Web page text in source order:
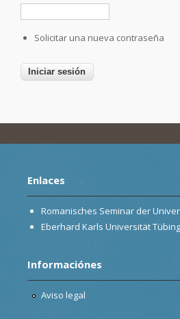
Solicitar una nueva contraseña
Enlaces
Romanisches Seminar der
Eberhard Karls Universität
Informaciónes
Aviso legal